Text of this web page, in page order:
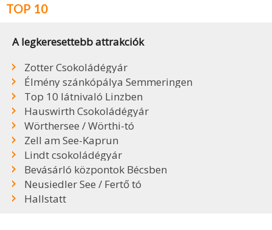
TOP 10
A legkeresettebb attrakciók
Zotter Csokoládégyár
Élmény szánkópálya Semmeringen
Top 10 látnivaló Linzben
Hauswirth Csokoládégyár
Wörthersee / Wörthi-tó
Zell am See-Kaprun
Lindt csokoládégyár
Bevásárló központok Bécsben
Neusiedler See / Fertő tó
Hallstatt